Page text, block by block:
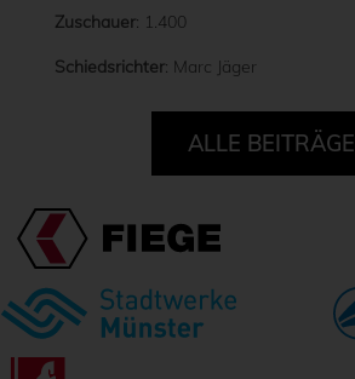
Zuschauer: 1.400
Schiedsrichter: Marc Jäger
ALLE BEITRÄGE